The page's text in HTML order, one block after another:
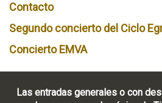
Contacto
Segundo concierto del Ciclo
Concierto EMVA
Las entradas generales o con